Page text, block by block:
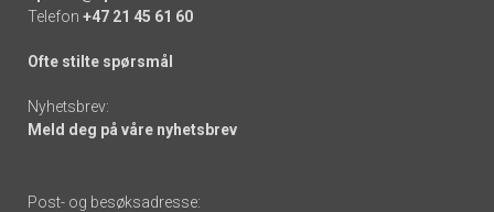
Telefon +47 21 45 61 60
Ofte stilte spørsmål
Nyhetsbrev:
Meld deg på våre nyhetsbrev
Post- og besøksadresse: